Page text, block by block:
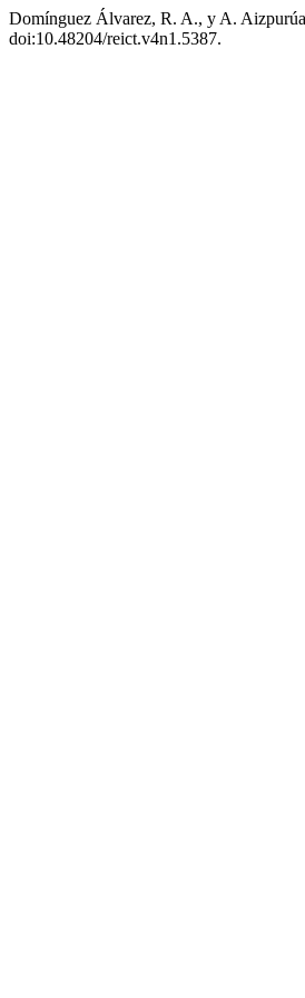
Domínguez Álvarez, R. A., y A.
doi:10.48204/reict.v4n1.5387.